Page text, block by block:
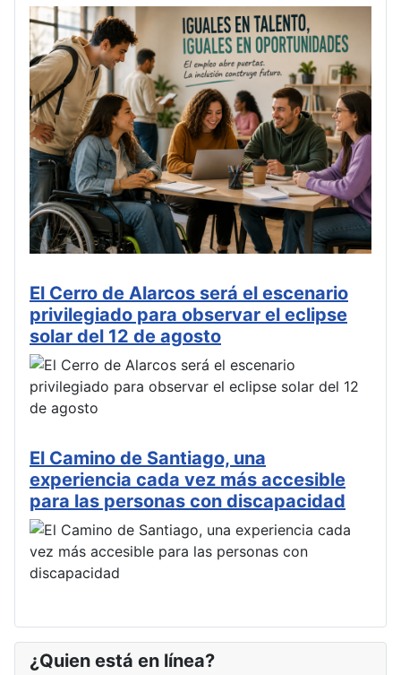
El Cerro de Alarcos será el escenario
privilegiado para observar el eclipse
solar del 12 de agosto
El Camino de Santiago, una
experiencia cada vez más accesible
para las personas con discapacidad
¿Quien está en línea?